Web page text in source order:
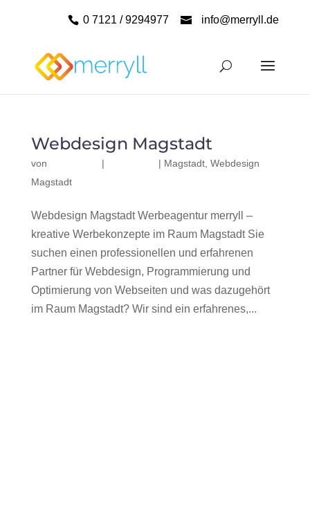
0 7121 / 9294977 info@merryll.de
Webdesign Magstadt
von | | Magstadt, Webdesign
Magstadt
Webdesign Magstadt Werbeagentur merryll –
kreative Werbekonzepte im Raum Magstadt Sie
suchen einen professionellen und erfahrenen
Partner für Webdesign, Programmierung und
Optimierung von Webseiten und was dazugehört
im Raum Magstadt? Wir sind ein erfahrenes,...